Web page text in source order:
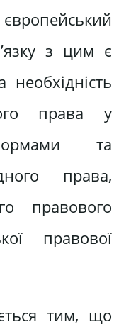
з цим є
права у
та
права,
правового
правової
тим, що